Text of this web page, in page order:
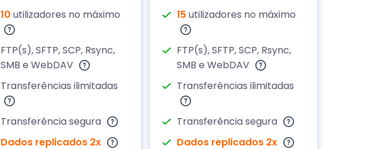
10 utilizadores no máximo
FTP(s), SFTP, SCP, Rsync,
SMB e WebDAV
Transferências ilimitadas
Transferência segura
Dados replicados 2x
15 utilizadores no máximo
FTP(s), SFTP, SCP, Rsync,
SMB e WebDAV
Transferências ilimitadas
Transferência segura
Dados replicados 2x